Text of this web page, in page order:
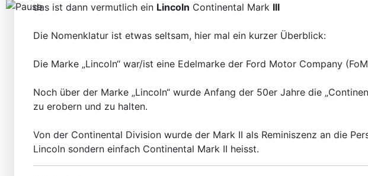
das ist dann vermutlich ein Lincoln Continental Mark III
Die Nomenklatur ist etwas seltsam, hier mal ein kurzer Überblick:
Die Marke „Lincoln“ war/ist eine Edelmarke der Ford Motor Company
Noch über der Marke „Lincoln“ wurde Anfang der 50er Jahre die
zu erobern und zu halten.
Von der Continental Division wurde der Mark II als Reminiszenz an die
Lincoln sondern einfach Continental Mark II heisst.